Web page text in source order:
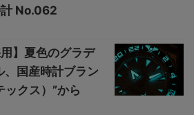
No.062
】夏色のグラデ
国産時計ブラン
ックス）”から